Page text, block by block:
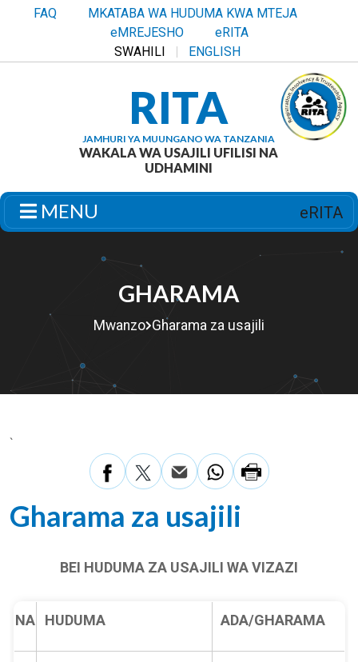
FAQ
MKATABA WA HUDUMA KWA MTEJA
eMREJESHO
eRITA
SWAHILI
ENGLISH
RITA
JAMHURI YA MUUNGANO WA TANZANIA
WAKALA WA USAJILI UFILISI NA
UDHAMINI
MENU eRITA
GHARAMA
Mwanzo Gharama za usajili
`
Gharama za usajili
BEI HUDUMA ZA USAJILI WA VIZAZI
NA HUDUMA ADA/GHARAMA